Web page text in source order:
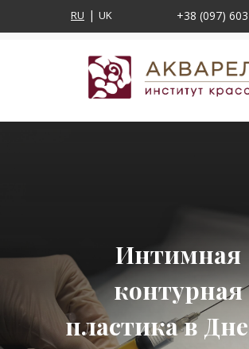
RU UK +38 (097)
Интимная
контурная
пластика в